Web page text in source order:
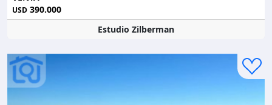
USD 390.000
Estudio Zilberman